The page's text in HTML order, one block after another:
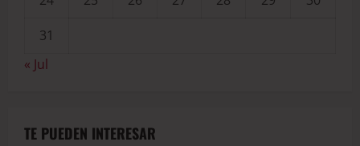
31
« Jul
TE PUEDEN INTERESAR